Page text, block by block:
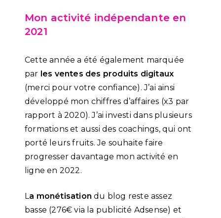
Mon activité indépendante en
2021
Cette année a été également marquée
par les ventes des produits digitaux
(merci pour votre confiance). J’ai ainsi
développé mon chiffres d’affaires (x3 par
rapport à 2020). J’ai investi dans plusieurs
formations et aussi des coachings, qui ont
porté leurs fruits. Je souhaite faire
progresser davantage mon activité en
ligne en 2022.
L a monétisationdu blog reste assez
basse (276€ via la publicité Adsense) et